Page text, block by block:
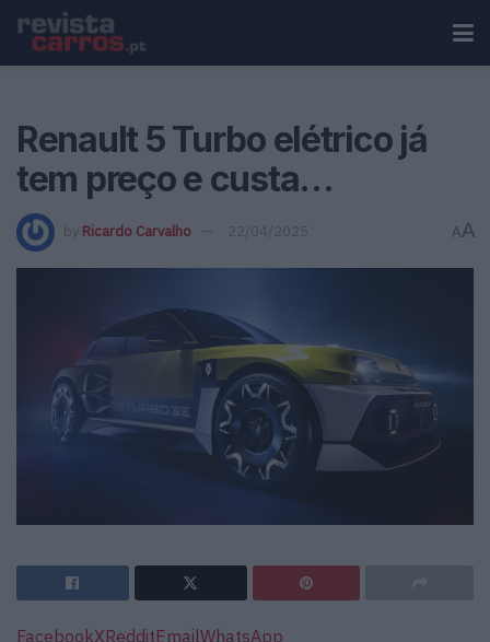
Renault 5 Turbo elétrico já
tem preço e custa…
by Ricardo Carvalho 22/04/2025 AA
FacebookXRedditEmailWhatsApp